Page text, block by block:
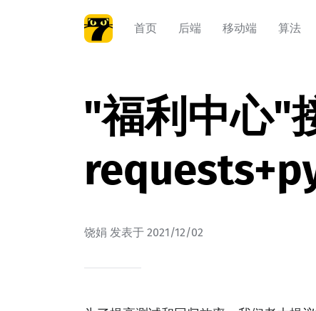
首页 后端 移动端 算法
"福利中心"
饶娟 发表于2021/12/02